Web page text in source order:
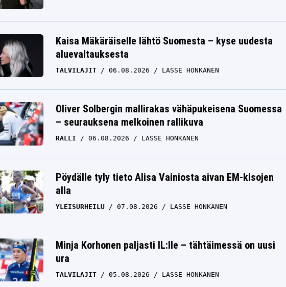
Kaisa Mäkäräiselle lähtö Suomesta – kyse uudesta
aluevaltauksesta
TALVILAJIT 06.08.2026 LASSE HONKANEN
Oliver Solbergin mallirakas vähäpukeisena Suomessa
– seurauksena melkoinen rallikuva
RALLI 06.08.2026 LASSE HONKANEN
Pöydälle tyly tieto Alisa Vainiosta aivan EM-kisojen
alla
YLEISURHEILU 07.08.2026 LASSE HONKANEN
Minja Korhonen paljasti IL:lle – tähtäimessä on uusi
ura
TALVILAJIT 05.08.2026 LASSE HONKANEN